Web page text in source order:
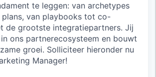
te leggen: van archetypes
van playbooks tot co-
de grootste integratiepartners. Jij
ons partnerecosysteem en bouwt
groei. Solliciteer hieronder nu
Manager!